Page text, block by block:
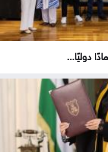
دوليًا...